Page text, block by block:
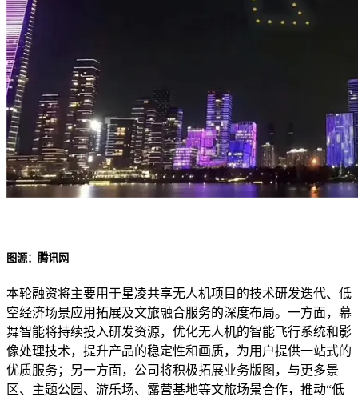
图源：腾讯网
本轮融资将主要用于星凌共享无人机项目的技术研发迭代、低
空经济场景应用拓展及文旅融合服务的深度布局。一方面，幕
舞智能将持续投入研发资源，优化无人机的智能飞行系统和影
像处理技术，提升产品的稳定性和画质，为用户提供一站式的
优质服务；另一方面，公司将积极拓展业务版图，与更多景
区、主题公园、游乐场、露营基地等文旅场景合作，推动“低